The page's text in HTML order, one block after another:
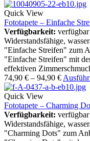
Quick View
Fototapete – Einfache
Verfügbarkeit: verfügbar
Widerstandsfähige,
"Einfache Streifen" zum
"Einfache Streifen" mit
effektiven
74,90 € – 94,90 €
Quick View
Fototapete – Charming
Verfügbarkeit: verfügbar
Widerstandsfähige,
"Charming Dots" zum